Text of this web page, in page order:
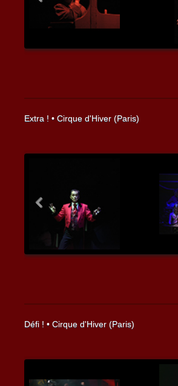
Previous
Extra ! • Cirque d'Hiver (Paris)
Previous
Défi ! • Cirque d'Hiver (Paris)